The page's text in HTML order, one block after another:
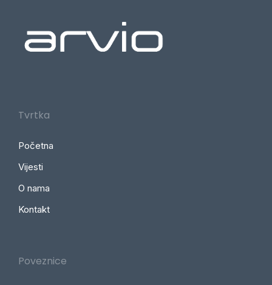
Tvrtka
Početna
Vijesti
O nama
Kontakt
Poveznice